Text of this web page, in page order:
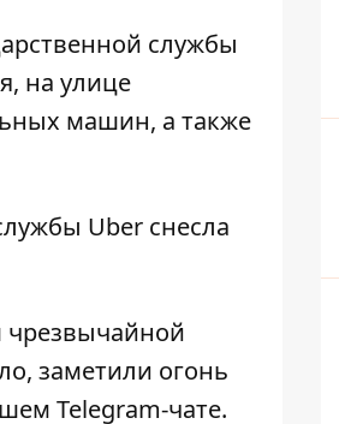
службы
на улице
машин, а также
Uber снесла
чрезвычайной
заметили огонь
Telegram-чате.